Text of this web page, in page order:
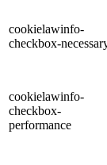
cookielawinfo-
checkbox-
cookielawinfo-
checkbox-
performance